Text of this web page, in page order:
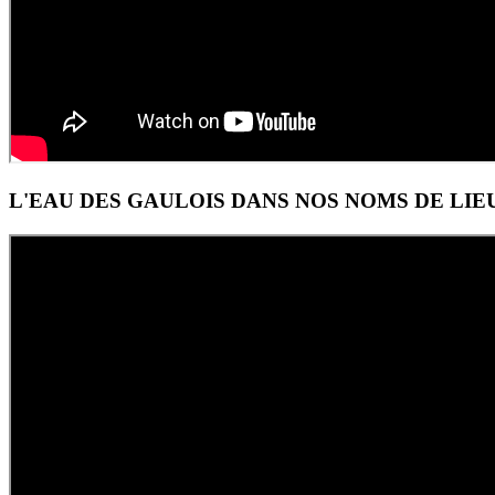
L'EAU DES GAULOIS DANS NOS NOMS DE